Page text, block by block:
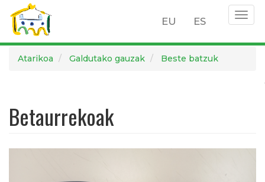
EU ES
Atarikoa Galdutako gauzak Beste batzuk
Betaurrekoak